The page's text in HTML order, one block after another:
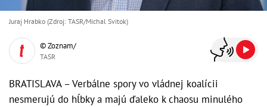
Juraj Hrabko (Zdroj: TASR/Michal Svitok)
© Zoznam/
TASR
BRATISLAVA – Verbálne spory vo vládnej koalícii
nesmerujú do hĺbky a majú ďaleko k chaosu minulého